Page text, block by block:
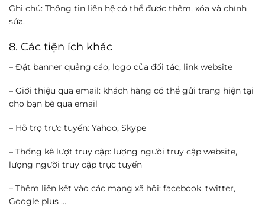
Ghi chú: Thông tin liên hệ có thể được thêm, xóa và chỉnh
sửa.
8. Các tiện ích khác
– Đặt banner quảng cáo, logo của đối tác, link website
– Giới thiệu qua email: khách hàng có thể gửi trang hiện tại
cho bạn bè qua email
– Hỗ trợ trực tuyến: Yahoo, Skype
– Thống kê lượt truy cập: lượng người truy cập website,
lượng người truy cập trực tuyến
– Thêm liên kết vào các mạng xã hội: facebook, twitter,
Google plus …